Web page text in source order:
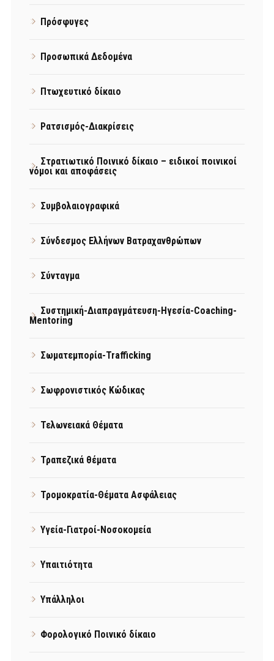
Πρόσφυγες
Προσωπικά Δεδομένα
Πτωχευτικό δίκαιο
Ρατσισμός-Διακρίσεις
Στρατιωτικό Ποινικό δίκαιο – ειδικοί ποινικοί
νόμοι και αποφάσεις
Συμβολαιογραφικά
Σύνδεσμος Ελλήνων Βατραχανθρώπων
Σύνταγμα
Συστημική-Διαπραγμάτευση-Ηγεσία-Coaching-
Mentoring
Σωματεμπορία-Trafficking
Σωφρονιστικός Κώδικας
Τελωνειακά Θέματα
Τραπεζικά θέματα
Τρομοκρατία-Θέματα Ασφάλειας
Υγεία-Γιατροί-Νοσοκομεία
Υπαιτιότητα
Υπάλληλοι
Φορολογικό Ποινικό δίκαιο